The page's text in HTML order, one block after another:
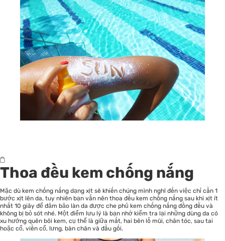
Thoa đều kem chống nắng
Mặc dù kem chống nắng dạng xịt sẽ khiến chúng mình nghĩ đến việc chỉ cần 1
bước xịt lên da, tuy nhiên bạn vẫn nên thoa đều kem chống nắng sau khi xịt ít
nhất 10 giây để đảm bảo làn da được che phủ kem chống nắng đồng đều và
không bị bỏ sót nhé. Một điểm lưu lý là bạn nhớ kiểm tra lại những dùng da có
xu hướng quên bôi kem, cụ thể là giữa mắt, hai bên lỗ mũi, chân tóc, sau tai
hoặc cổ, viền cổ, lưng, bàn chân và đầu gối.